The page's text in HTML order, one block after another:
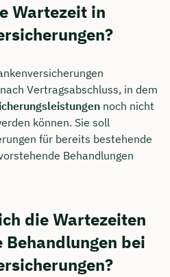
Wartezeit in
Vertragsabschluss, in dem
noch nicht
können. Sie soll
für bereits bestehende
Behandlungen
die Wartezeiten
bei